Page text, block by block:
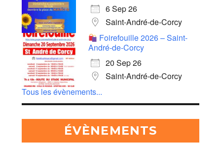
6 Sep 26
Saint-André-de-Corcy
Foirefouille 2026 – Saint-
André-de-Corcy
20 Sep 26
Saint-André-de-Corcy
Tous les évènements...
ÉVÈNEMENTS